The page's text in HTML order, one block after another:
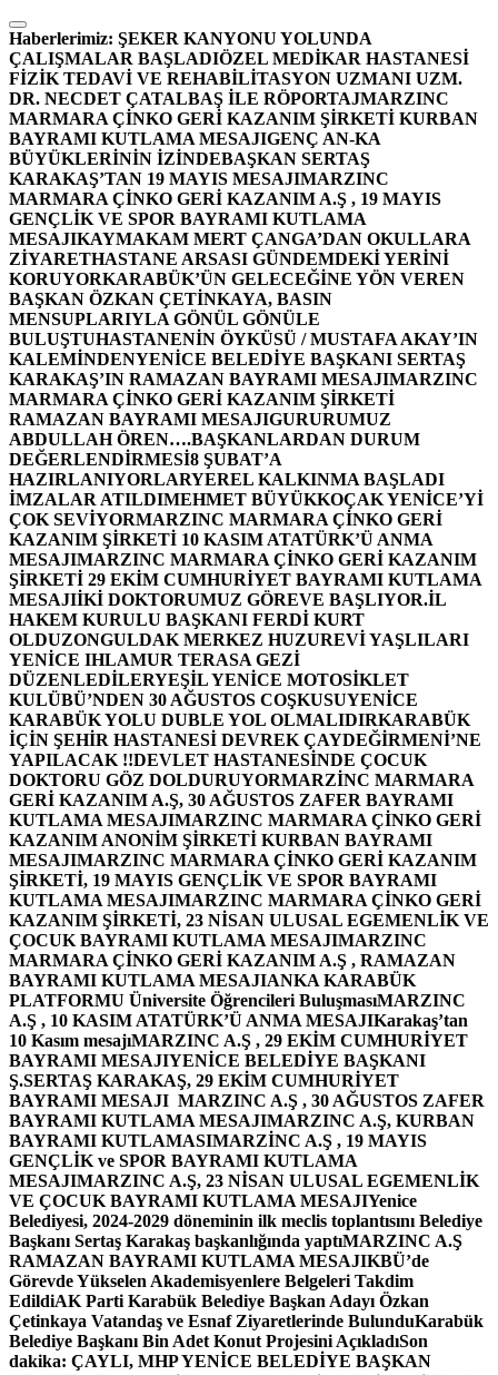
İçeriğe
atla
Haberlerimiz: ŞEKER KANYONU YOLUNDA
ÇALIŞMALAR BAŞLADIÖZEL MEDİKAR HASTANESİ
FİZİK TEDAVİ VE REHABİLİTASYON UZMANI UZM.
DR. NECDET ÇATALBAŞ İLE RÖPORTAJMARZINC
MARMARA ÇİNKO GERİ KAZANIM ŞİRKETİ KURBAN
BAYRAMI KUTLAMA MESAJIGENÇ AN-KA
BÜYÜKLERİNİN İZİNDEBAŞKAN SERTAŞ
KARAKAŞ’TAN 19 MAYIS MESAJIMARZINC
MARMARA ÇİNKO GERİ KAZANIM A.Ş , 19 MAYIS
GENÇLİK VE SPOR BAYRAMI KUTLAMA
MESAJIKAYMAKAM MERT ÇANGA’DAN OKULLARA
ZİYARETHASTANE ARSASI GÜNDEMDEKİ YERİNİ
KORUYORKARABÜK’ÜN GELECEĞİNE YÖN VEREN
BAŞKAN ÖZKAN ÇETİNKAYA, BASIN
MENSUPLARIYLA GÖNÜL GÖNÜLE
BULUŞTUHASTANENİN ÖYKÜSÜ / MUSTAFA AKAY’IN
KALEMİNDENYENİCE BELEDİYE BAŞKANI SERTAŞ
KARAKAŞ’IN RAMAZAN BAYRAMI MESAJIMARZINC
MARMARA ÇİNKO GERİ KAZANIM ŞİRKETİ
RAMAZAN BAYRAMI MESAJIGURURUMUZ
ABDULLAH ÖREN….BAŞKANLARDAN DURUM
DEĞERLENDİRMESİ8 ŞUBAT’A
HAZIRLANIYORLARYEREL KALKINMA BAŞLADI
İMZALAR ATILDIMEHMET BÜYÜKKOÇAK YENİCE’Yİ
ÇOK SEVİYORMARZINC MARMARA ÇİNKO GERİ
KAZANIM ŞİRKETİ 10 KASIM ATATÜRK’Ü ANMA
MESAJIMARZINC MARMARA ÇİNKO GERİ KAZANIM
ŞİRKETİ 29 EKİM CUMHURİYET BAYRAMI KUTLAMA
MESAJIİKİ DOKTORUMUZ GÖREVE BAŞLIYOR.İL
HAKEM KURULU BAŞKANI FERDİ KURT
OLDUZONGULDAK MERKEZ HUZUREVİ YAŞLILARI
YENİCE IHLAMUR TERASA GEZİ
DÜZENLEDİLERYEŞİL YENİCE MOTOSİKLET
KULÜBÜ’NDEN 30 AĞUSTOS COŞKUSUYENİCE
KARABÜK YOLU DUBLE YOL OLMALIDIRKARABÜK
İÇİN ŞEHİR HASTANESİ DEVREK ÇAYDEĞİRMENİ’NE
YAPILACAK !!DEVLET HASTANESİNDE ÇOCUK
DOKTORU GÖZ DOLDURUYORMARZİNC MARMARA
GERİ KAZANIM A.Ş, 30 AĞUSTOS ZAFER BAYRAMI
KUTLAMA MESAJIMARZINC MARMARA ÇİNKO GERİ
KAZANIM ANONİM ŞİRKETİ KURBAN BAYRAMI
MESAJIMARZINC MARMARA ÇİNKO GERİ KAZANIM
ŞİRKETİ, 19 MAYIS GENÇLİK VE SPOR BAYRAMI
KUTLAMA MESAJIMARZINC MARMARA ÇİNKO GERİ
KAZANIM ŞİRKETİ, 23 NİSAN ULUSAL EGEMENLİK VE
ÇOCUK BAYRAMI KUTLAMA MESAJIMARZINC
MARMARA ÇİNKO GERİ KAZANIM A.Ş , RAMAZAN
BAYRAMI KUTLAMA MESAJIANKA KARABÜK
PLATFORMU Üniversite Öğrencileri BuluşmasıMARZINC
A.Ş , 10 KASIM ATATÜRK’Ü ANMA MESAJIKarakaş’tan
10 Kasım mesajıMARZINC A.Ş , 29 EKİM CUMHURİYET
BAYRAMI MESAJIYENİCE BELEDİYE BAŞKANI
Ş.SERTAŞ KARAKAŞ, 29 EKİM CUMHURİYET
BAYRAMI MESAJI MARZINC A.Ş , 30 AĞUSTOS ZAFER
BAYRAMI KUTLAMA MESAJIMARZINC A.Ş, KURBAN
BAYRAMI KUTLAMASIMARZİNC A.Ş , 19 MAYIS
GENÇLİK ve SPOR BAYRAMI KUTLAMA
MESAJIMARZINC A.Ş, 23 NİSAN ULUSAL EGEMENLİK
VE ÇOCUK BAYRAMI KUTLAMA MESAJIYenice
Belediyesi, 2024-2029 döneminin ilk meclis toplantısını Belediye
Başkanı Sertaş Karakaş başkanlığında yaptıMARZINC A.Ş
RAMAZAN BAYRAMI KUTLAMA MESAJIKBÜ’de
Görevde Yükselen Akademisyenlere Belgeleri Takdim
EdildiAK Parti Karabük Belediye Başkan Adayı Özkan
Çetinkaya Vatandaş ve Esnaf Ziyaretlerinde BulunduKarabük
Belediye Başkanı Bin Adet Konut Projesini AçıkladıSon
dakika: ÇAYLI, MHP YENİCE BELEDİYE BAŞKAN